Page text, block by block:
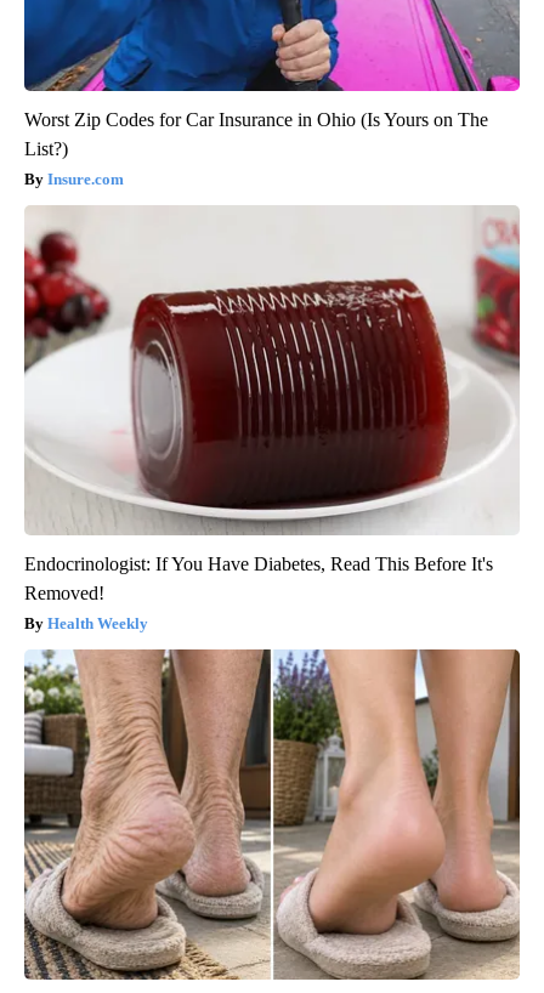
Worst Zip Codes for Car Insurance in Ohio (Is Yours on The
List?)
Insure.com
Endocrinologist: If You Have Diabetes, Read This Before It's
Removed!
Health Weekly